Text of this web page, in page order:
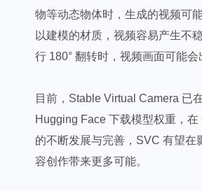
物等动态物体时，生成的视频可
以建模的材质，视频容易产生不
行 180° 翻转时，视频画面可能会
目前，Stable Virtual Camera 已
Hugging Face 下载模型权重，
的不断发展与完善，SVC 有望在
容创作带来更多可能。​